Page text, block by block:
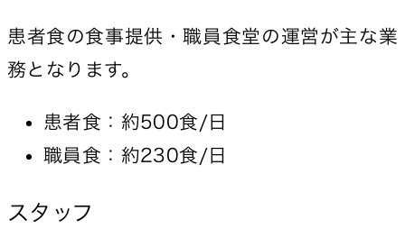
患者食の食事提供・職員食堂の運営が主な業
務となります。
患者食：約500食/日
職員食：約230食/日
スタッフ